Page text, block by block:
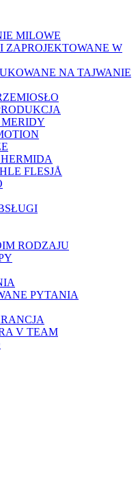
MILOWE
ZAPROJEKTOWANE W
NA TAJWANIE
FLESJÅ
RODZAJU
PYTANIA
V TEAM